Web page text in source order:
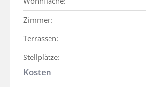
Zimmer:
Terrassen:
Stellplätze:
Kosten